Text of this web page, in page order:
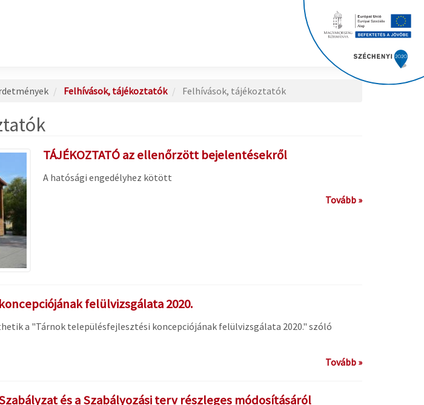
Felhívások, tájékoztatók Felhívások, tájékoztatók
TÁJÉKOZTATÓ az ellenőrzött bejelentésekről
A hatósági engedélyhez kötött
Tovább »
felülvizsgálata 2020.
a "Tárnok településfejlesztési koncepciójának felülvizsgálata 2020." szóló
Tovább »
és a Szabályozási terv részleges módosításáról